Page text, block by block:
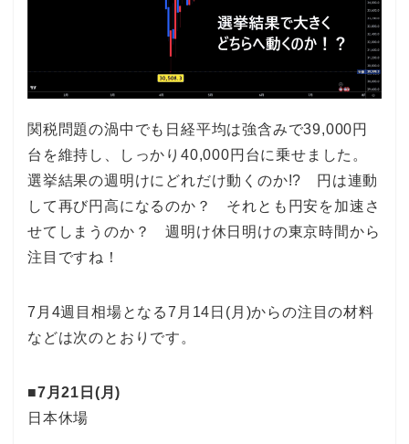
関税問題の渦中でも日経平均は強含みで39,000円
台を維持し、しっかり40,000円台に乗せました。
選挙結果の週明けにどれだけ動くのか!? 円は連動
して再び円高になるのか？ それとも円安を加速さ
せてしまうのか？ 週明け休日明けの東京時間から
注目ですね！
7月4週目相場となる7月14日(月)からの注目の材料
などは次のとおりです。
■7月21日(月)
日本休場